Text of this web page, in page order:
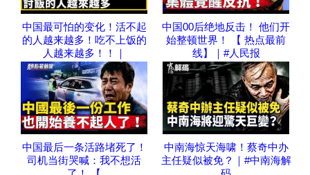
中国最可怕的变化！活不起
的人越来越多！吃不上饭的
人越来越多！！｜
中国00后绝地反击！ 他们开
始整顿世界！ 【 热点最前
线】｜#人民报
中国最后一条活路堵死了！
司机当街哭喊：我不想活
中南海惊天海啸！蔡奇中办
主任疑似被免？｜#中南海解